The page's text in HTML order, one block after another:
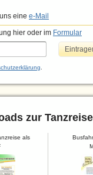
eine e-Mail
hier oder im Formular
zur
als